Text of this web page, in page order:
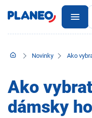
Novinky Ako
Ako
dámsky